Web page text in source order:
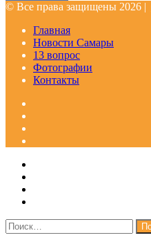
© Все права защищены 2026 |
Главная
Новости Самары
13 вопрос
Фотографии
Контакты
Facebook
Google+
Одноклассники
WhatsApp
Telegram
Viber
Кнопка
«Наверх»
Закрыть
Найти: